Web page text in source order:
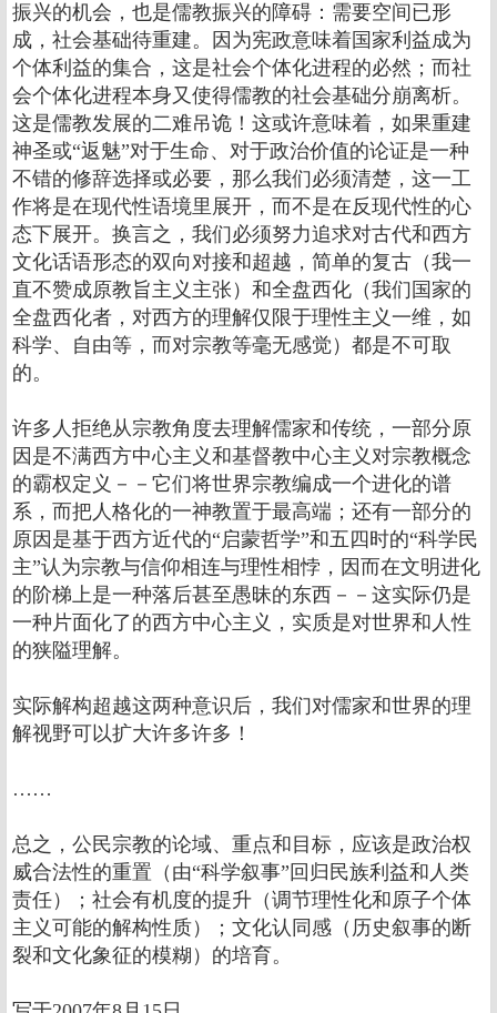
振兴的机会，也是儒教振兴的障碍：需要空间已形
成，社会基础待重建。因为宪政意味着国家利益成为
个体利益的集合，这是社会个体化进程的必然；而社
会个体化进程本身又使得儒教的社会基础分崩离析。
这是儒教发展的二难吊诡！这或许意味着，如果重建
神圣或“返魅”对于生命、对于政治价值的论证是一种
不错的修辞选择或必要，那么我们必须清楚，这一工
作将是在现代性语境里展开，而不是在反现代性的心
态下展开。换言之，我们必须努力追求对古代和西方
文化话语形态的双向对接和超越，简单的复古（我一
直不赞成原教旨主义主张）和全盘西化（我们国家的
全盘西化者，对西方的理解仅限于理性主义一维，如
科学、自由等，而对宗教等毫无感觉）都是不可取
的。
许多人拒绝从宗教角度去理解儒家和传统，一部分原
因是不满西方中心主义和基督教中心主义对宗教概念
的霸权定义－－它们将世界宗教编成一个进化的谱
系，而把人格化的一神教置于最高端；还有一部分的
原因是基于西方近代的“启蒙哲学”和五四时的“科学民
主”认为宗教与信仰相连与理性相悖，因而在文明进化
的阶梯上是一种落后甚至愚昧的东西－－这实际仍是
一种片面化了的西方中心主义，实质是对世界和人性
的狭隘理解。
实际解构超越这两种意识后，我们对儒家和世界的理
解视野可以扩大许多许多！
……
总之，公民宗教的论域、重点和目标，应该是政治权
威合法性的重置（由“科学叙事”回归民族利益和人类
责任）；社会有机度的提升（调节理性化和原子个体
主义可能的解构性质）；文化认同感（历史叙事的断
裂和文化象征的模糊）的培育。